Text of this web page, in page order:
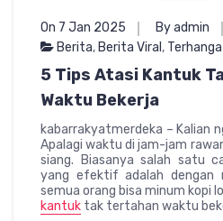
On 7 Jan 2025
By admin
Berita, Berita Viral ,
5 Tips Atasi Kantuk
Waktu Bekerja
kabarrakyatmerdeka – Kalian
Apalagi waktu di jam-jam
siang. Biasanya salah satu
yang efektif adalah dengan
semua orang bisa minum kopi
kantuk tak tertahan waktu